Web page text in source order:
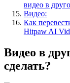
видео в
Видео:
Как
Hitpaw AI
Видео в
сделать?